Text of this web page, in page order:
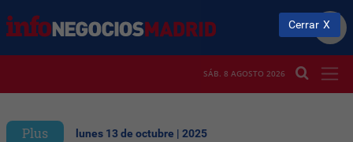
SÁB. 8 AGOSTO 2026
Plus lunes 13 de octubre | 2025
Cerrar